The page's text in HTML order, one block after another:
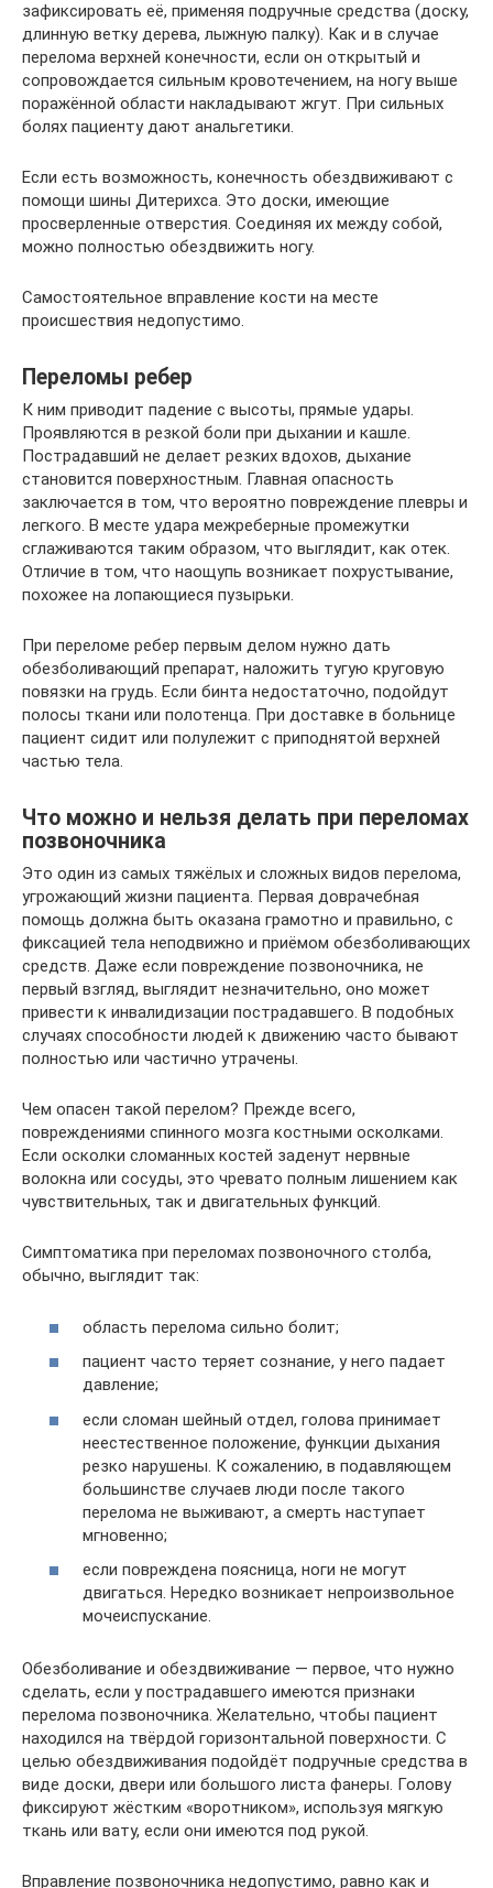
зафиксировать её, применяя подручные средства (доску,
длинную ветку дерева, лыжную палку). Как и в случае
перелома верхней конечности, если он открытый и
сопровождается сильным кровотечением, на ногу выше
поражённой области накладывают жгут. При сильных
болях пациенту дают анальгетики.
Если есть возможность, конечность обездвиживают с
помощи шины Дитерихса. Это доски, имеющие
просверленные отверстия. Соединяя их между собой,
можно полностью обездвижить ногу.
Самостоятельное вправление кости на месте
происшествия недопустимо.
Переломы ребер
К ним приводит падение с высоты, прямые удары.
Проявляются в резкой боли при дыхании и кашле.
Пострадавший не делает резких вдохов, дыхание
становится поверхностным. Главная опасность
заключается в том, что вероятно повреждение плевры и
легкого. В месте удара межреберные промежутки
сглаживаются таким образом, что выглядит, как отек.
Отличие в том, что наощупь возникает похрустывание,
похожее на лопающиеся пузырьки.
При переломе ребер первым делом нужно дать
обезболивающий препарат, наложить тугую круговую
повязки на грудь. Если бинта недостаточно, подойдут
полосы ткани или полотенца. При доставке в больнице
пациент сидит или полулежит с приподнятой верхней
частью тела.
Что можно и нельзя делать при переломах
позвоночника
Это один из самых тяжёлых и сложных видов перелома,
угрожающий жизни пациента. Первая доврачебная
помощь должна быть оказана грамотно и правильно, с
фиксацией тела неподвижно и приёмом обезболивающих
средств. Даже если повреждение позвоночника, не
первый взгляд, выглядит незначительно, оно может
привести к инвалидизации пострадавшего. В подобных
случаях способности людей к движению часто бывают
полностью или частично утрачены.
Чем опасен такой перелом? Прежде всего,
повреждениями спинного мозга костными осколками.
Если осколки сломанных костей заденут нервные
волокна или сосуды, это чревато полным лишением как
чувствительных, так и двигательных функций.
Симптоматика при переломах позвоночного столба,
обычно, выглядит так:
область перелома сильно болит;
пациент часто теряет сознание, у него падает
давление;
если сломан шейный отдел, голова принимает
неестественное положение, функции дыхания
резко нарушены. К сожалению, в подавляющем
большинстве случаев люди после такого
перелома не выживают, а смерть наступает
мгновенно;
если повреждена поясница, ноги не могут
двигаться. Нередко возникает непроизвольное
мочеиспускание.
Обезболивание и обездвиживание — первое, что нужно
сделать, если у пострадавшего имеются признаки
перелома позвоночника. Желательно, чтобы пациент
находился на твёрдой горизонтальной поверхности. С
целью обездвиживания подойдёт подручные средства в
виде доски, двери или большого листа фанеры. Голову
фиксируют жёстким «воротником», используя мягкую
ткань или вату, если они имеются под рукой.
Вправление позвоночника недопустимо, равно как и